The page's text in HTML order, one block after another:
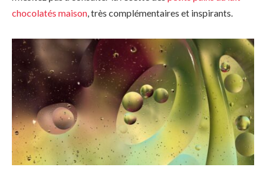
chocolatés maison, très complémentaires et inspirants.